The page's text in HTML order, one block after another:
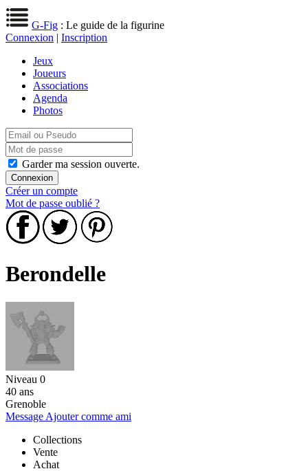
G-Fig : Le guide de la figurine
Connexion | Inscription
Jeux
Joueurs
Associations
Agenda
Photos
Garder ma session ouverte.
Créer un compte
Mot de passe oublié ?
Berondelle
Niveau 0
40 ans
Grenoble
Message Ajouter comme ami
Collections
Vente
Achat